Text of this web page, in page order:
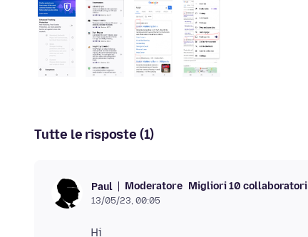
Tutte le risposte (1)
Paul Moderatore Migliori 10 collaboratori
13/05/23, 00:05